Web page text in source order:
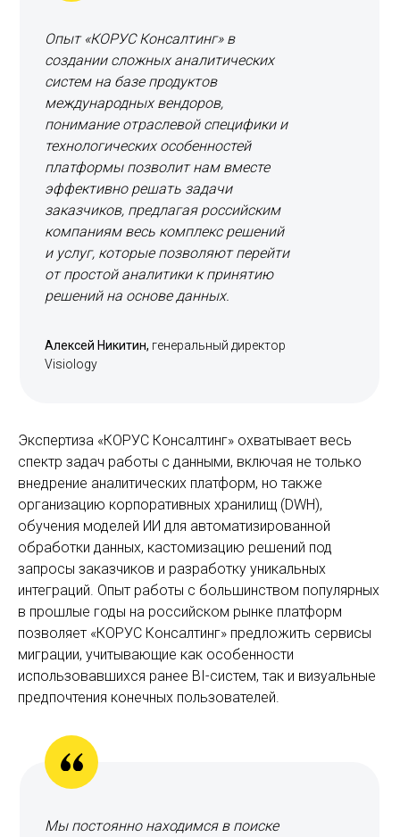
Опыт «КОРУС Консалтинг» в
создании сложных аналитических
систем на базе продуктов
международных вендоров,
понимание отраслевой специфики и
технологических особенностей
платформы позволит нам вместе
эффективно решать задачи
заказчиков, предлагая российским
компаниям весь комплекс решений
и услуг, которые позволяют перейти
от простой аналитики к принятию
решений на основе данных.
Алексей Никитин, генеральный директор
Visiology
Экспертиза «КОРУС Консалтинг» охватывает весь
спектр задач работы с данными, включая не только
внедрение аналитических платформ, но также
организацию корпоративных хранилищ (DWH),
обучения моделей ИИ для автоматизированной
обработки данных, кастомизацию решений под
запросы заказчиков и разработку уникальных
интеграций. Опыт работы с большинством популярных
в прошлые годы на российском рынке платформ
позволяет «КОРУС Консалтинг» предложить сервисы
миграции, учитывающие как особенности
использовавшихся ранее BI-систем, так и визуальные
предпочтения конечных пользователей.
Мы постоянно находимся в поиске